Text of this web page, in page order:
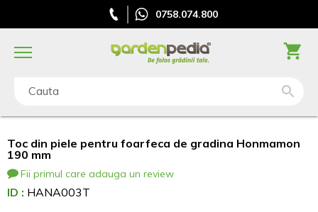
0758.074.800
Cauta
Toc din piele pentru foarfeca de gradina Honmamon
190 mm
Fii primul care adauga un review
ID : HANA003T